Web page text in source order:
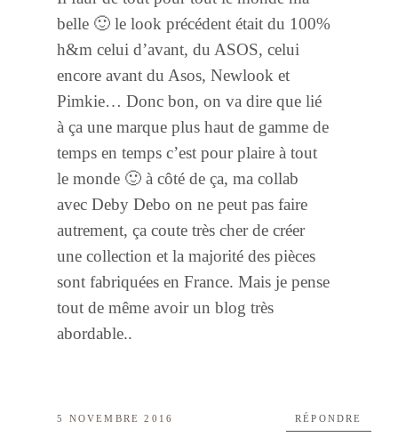
belle 🙂 le look précédent était du 100%
h&m celui d’avant, du ASOS, celui
encore avant du Asos, Newlook et
Pimkie… Donc bon, on va dire que lié
à ça une marque plus haut de gamme de
temps en temps c’est pour plaire à tout
le monde 🙂 à côté de ça, ma collab
avec Deby Debo on ne peut pas faire
autrement, ça coute très cher de créer
une collection et la majorité des pièces
sont fabriquées en France. Mais je pense
tout de même avoir un blog très
abordable..
5 NOVEMBRE 2016 RÉPONDRE